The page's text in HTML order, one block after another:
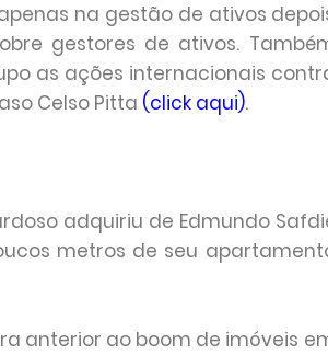
na gestão de ativos
gestores de ativos.
as ações internacionais
Celso Pitta (click aqui).
adquiriu de Edmundo
metros de seu
anterior ao boom de imóveis